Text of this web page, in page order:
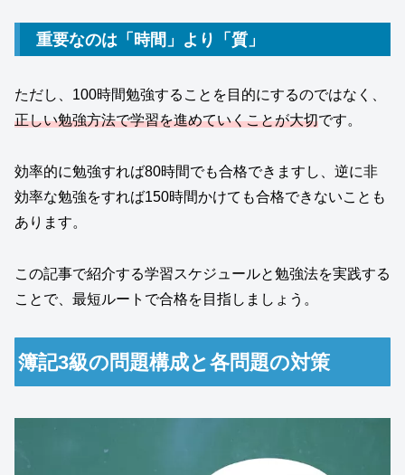
重要なのは「時間」より「質」
ただし、100時間勉強することを目的にするのではなく、
正しい勉強方法で学習を進めていくことが大切です。
効率的に勉強すれば80時間でも合格できますし、逆に非
効率な勉強をすれば150時間かけても合格できないことも
あります。
この記事で紹介する学習スケジュールと勉強法を実践する
ことで、最短ルートで合格を目指しましょう。
簿記3級の問題構成と各問題の対策